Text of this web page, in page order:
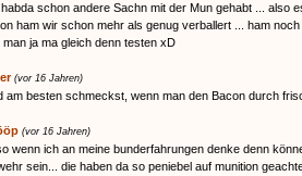
schon andere Sachn mit der Mun gehabt ... also
ham wir schon mehr als genug verballert ... ham
man ja ma gleich denn testen xD
(vor 16 Jahren)
am besten schmeckst, wenn man den Bacon durch
(vor 16 Jahren)
wenn ich an meine bunderfahrungen denke denn
sein... die haben da so peniebel auf munition